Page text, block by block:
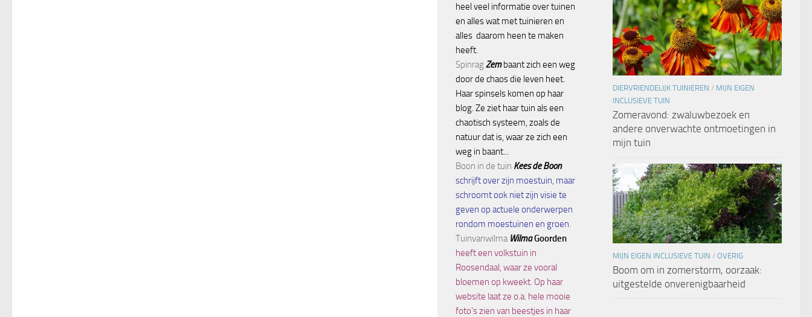
DIERVRIENDELIJK TUINIEREN / MIJN EIGEN
INCLUSIEVE TUIN
Zomeravond: zwaluwbezoek en
andere onverwachte ontmoetingen in
mijn tuin
MIJN EIGEN INCLUSIEVE TUIN / OVERIG
Boom om in zomerstorm, oorzaak:
uitgestelde onverenigbaarheid
heel veel informatie over tuinen
en alles wat met tuinieren en
alles daarom heen te maken
heeft.
SpinragZem baant zich een weg
door de chaos die leven heet.
Haar spinsels komen op haar
blog. Ze ziet haar tuin als een
chaotisch systeem, zoals de
natuur dat is, waar ze zich een
weg in baant...
Boon in de tuin Kees de Boon
schrijft over zijn moestuin, maar
schroomt ook niet zijn visie te
geven op actuele onderwerpen
rondom moestuinen en groen.
Tuinvanwilma WilmaGoorden
heeft een volkstuin in
Roosendaal, waar ze vooral
bloemen op kweekt. Op haar
website laat ze o.a. hele mooie
foto's zien van beestjes in haar